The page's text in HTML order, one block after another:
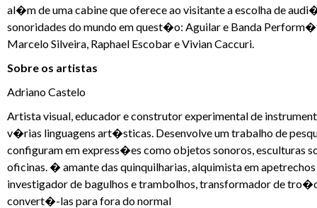
al�m de uma cabine que oferece ao visitante a escolha de
sonoridades do mundo em quest�o: Aguilar e Banda
Marcelo Silveira, Raphael Escobar e Vivian Caccuri.
Sobre os artistas
Adriano Castelo
Artista visual, educador e construtor experimental de
v�rias linguagens art�sticas. Desenvolve um trabalho de
configuram em express�es como objetos sonoros, esculturas
oficinas. � amante das quinquilharias, alquimista em
investigador de bagulhos e trambolhos, transformador de
convert�-las para fora do normal